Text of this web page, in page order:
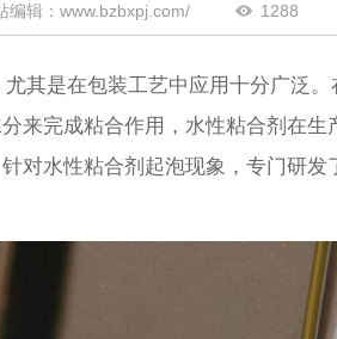
编辑：www.bzbxpj.com/ 1288
其是在包装工艺中应用十分广泛
来完成粘合作用，水性粘合剂在
对水性粘合剂起泡现象，专门研发